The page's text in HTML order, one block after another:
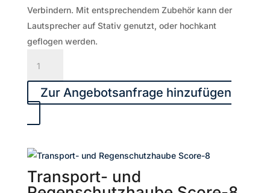
Verbindern. Mit entsprechendem Zubehör kann der
Lautsprecher auf Stativ genutzt, oder hochkant
geflogen werden.
Bügel
Score-
Zur Angebotsanfrage hinzufügen
Transport- und